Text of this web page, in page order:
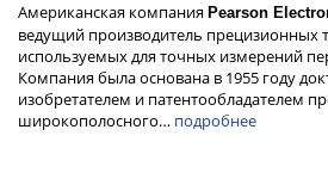
Американская компания Pearson
ведущий производитель прецизионных
используемых для точных измерений
Компания была основана в 1955 году
изобретателем и патентообладателем
широкополосного… подробнее